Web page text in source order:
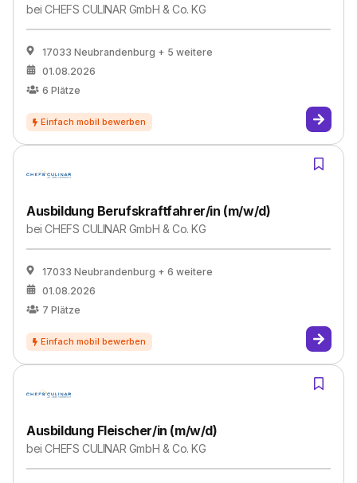
beiCHEFS CULINAR GmbH & Co. KG
17033 Neubrandenburg + 5 weitere
01.08.2026
6 Plätze
Ausbildung Berufskraftfahrer/in (m/w/d)
beiCHEFS CULINAR GmbH & Co. KG
17033 Neubrandenburg + 6 weitere
01.08.2026
7 Plätze
Ausbildung Fleischer/in (m/w/d)
beiCHEFS CULINAR GmbH & Co. KG